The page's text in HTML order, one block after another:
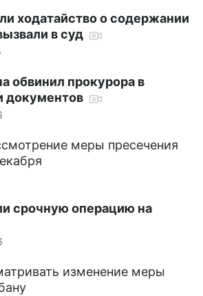
ходатайство о содержании
в суд
обвинил прокурора в
документов
меры пресечения
срочную операцию на
изменение меры